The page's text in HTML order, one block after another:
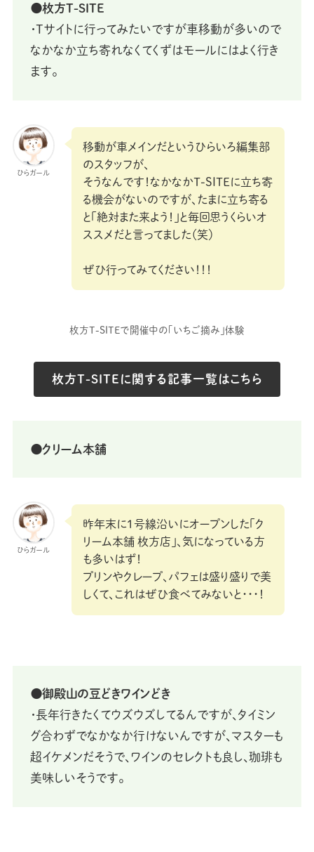
⚫枚方T-SITE
・Tサイトに行ってみたいですが車移動が多いので
なかなか立ち寄れなくてくずはモールにはよく行き
ます。
ひらガール
移動が車メインだというひらいろ編集部
のスタッフが、
そうなんです！なかなかT-SITEに立ち寄
る機会がないのですが、たまに立ち寄る
と「絶対また来よう！」と毎回思うくらいオ
ススメだと言ってました（笑）
ぜひ行ってみてください！！！
枚方T-SITEで開催中の「いちご摘み」体験
枚方T-SITEに関する記事一覧はこちら
⚫クリーム本舗
ひらガール
昨年末に1号線沿いにオープンした「ク
リーム本舗 枚方店」、気になっている方
も多いはず！
プリンやクレープ、パフェは盛り盛りで美
しくて、これはぜひ食べてみないと・・・！
⚫御殿山の豆どきワインどき
・長年行きたくてウズウズしてるんですが、タイミン
グ合わずでなかなか行けないんですが、マスターも
超イケメンだそうで、ワインのセレクトも良し、珈琲も
美味しいそうです。